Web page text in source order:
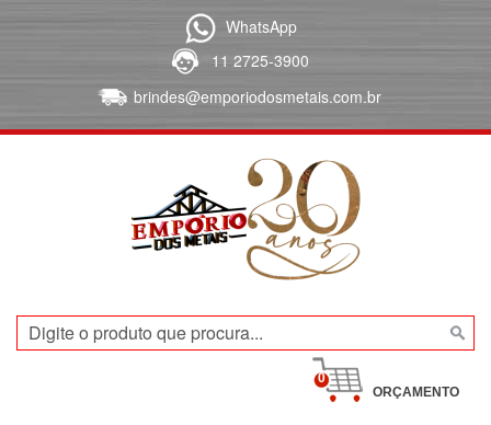
WhatsApp
11 2725-3900
brindes@emporiodosmetais.com.br
0
ORÇAMENTO